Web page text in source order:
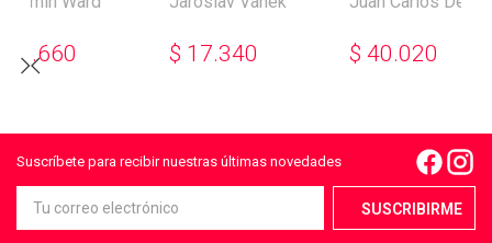
30.660 $ 17.340 $ 40.020
Suscríbete para recibir nuestras últimas novedades